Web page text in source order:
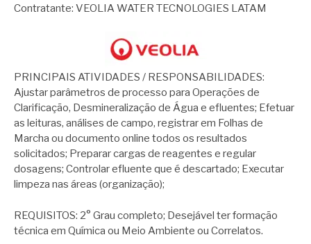
Contratante: VEOLIA WATER TECNOLOGIES LATAM
PRINCIPAIS ATIVIDADES / RESPONSABILIDADES:
Ajustar parâmetros de processo para Operações de
Clarificação, Desmineralização de Água e efluentes; Efetuar
as leituras, análises de campo, registrar em Folhas de
Marcha ou documento online todos os resultados
solicitados; Preparar cargas de reagentes e regular
dosagens; Controlar efluente que é descartado; Executar
limpeza nas áreas (organização);
REQUISITOS: 2° Grau completo; Desejável ter formação
técnica em Química ou Meio Ambiente ou Correlatos.